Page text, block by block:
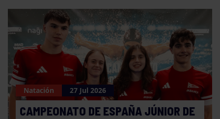
Natación 27 Jul 2026
CAMPEONATO DE ESPAÑA JÚNIOR DE